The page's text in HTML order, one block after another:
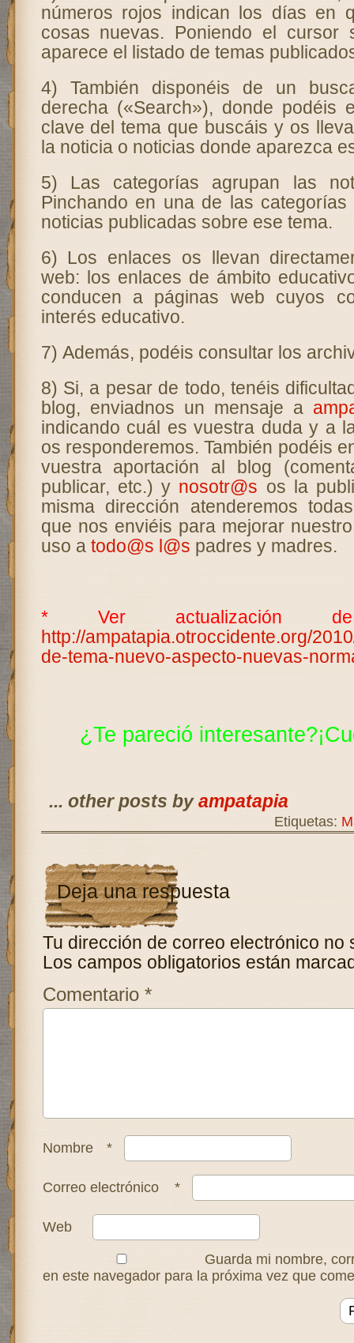
números rojos indican los días en
cosas nuevas. Poniendo el cursor
aparece el listado de temas
4) También disponéis de un
derecha («Search»), donde podéis
clave del tema que buscáis y os
la noticia o noticias donde aparezca
5) Las categorías agrupan las
Pinchando en una de las
noticias publicadas sobre ese tema.
6) Los enlaces os llevan
web: los enlaces de ámbito
conducen a páginas web cuyos
interés educativo.
7) Además, podéis consultar los
8) Si, a pesar de todo, tenéis
blog, enviadnos un mensaje a
indicando cuál es vuestra duda y a
os responderemos. También podéis
vuestra aportación al blog
publicar, etc.) y nosotr@s os la
misma dirección atenderemos
que nos enviéis para mejorar
uso a todo@s l@s padres y madres.
* Ver actualización de
http://ampatapia.otroccidente.org/
de-tema-nuevo-aspecto-nuevas-
¿Te pareció
... other posts byampatapia
Etiquetas:
Deja una respuesta
Tu dirección de correo electrónico no
Los campos obligatorios están
Comentario *
Nombre *
Correo electrónico *
Web
Guarda mi nombre,
en este navegador para la próxima vez que